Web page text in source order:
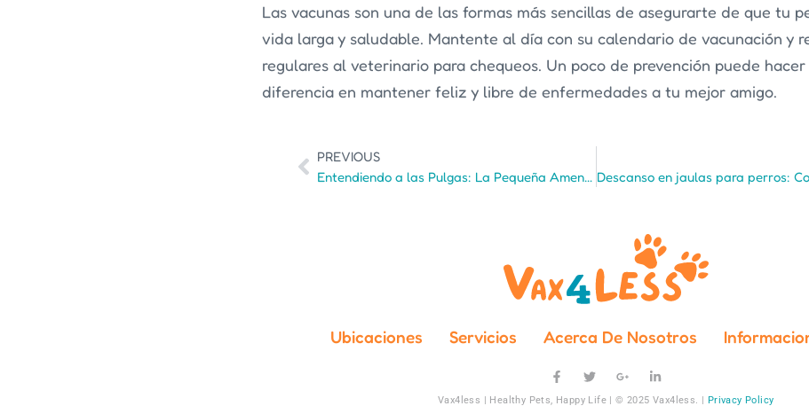
Las vacunas son una de las formas más sencillas de asegurarte de que tu
vida larga y saludable. Mantente al día con su calendario de vacunación y
regulares al veterinario para chequeos. Un poco de prevención puede hacer
diferencia en mantener feliz y libre de enfermedades a tu mejor amigo.
PREVIOUS
Entendiendo a las Pulgas: La Pequeña Amenaza que Puede Afectar a tus Mascotas y tu Hogar
Ubicaciones Servicios Acerca De Nosotros
Vax4less | Healthy Pets, Happy Life | © 2025 Vax4less. | Privacy Policy